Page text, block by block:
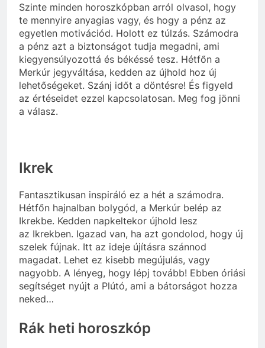
Szinte minden horoszkópban arról olvasol, hogy
te mennyire anyagias vagy, és hogy a pénz az
egyetlen motivációd. Holott ez túlzás. Számodra
a pénz azt a biztonságot tudja megadni, ami
kiegyensúlyozottá és békéssé tesz. Hétfőn a
Merkúr jegyváltása, kedden az újhold hoz új
lehetőségeket. Szánj időt a döntésre! És figyeld
az értéseidet ezzel kapcsolatosan. Meg fog jönni
a válasz.
Ikrek
Fantasztikusan inspiráló ez a hét a számodra.
Hétfőn hajnalban bolygód, a Merkúr belép az
Ikrekbe. Kedden napkeltekor újhold lesz
az Ikrekben. Igazad van, ha azt gondolod, hogy új
szelek fújnak. Itt az ideje újításra szánnod
magadat. Lehet ez kisebb megújulás, vagy
nagyobb. A lényeg, hogy lépj tovább! Ebben óriási
segítséget nyújt a Plútó, ami a bátorságot hozza
neked…
Rák heti horoszkóp